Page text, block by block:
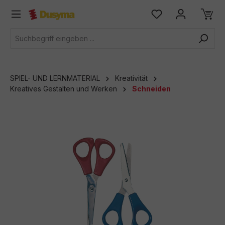
springen
SPIEL- UND LERNMATERIAL
Kreativität
Kreatives Gestalten und Werken
Schneiden